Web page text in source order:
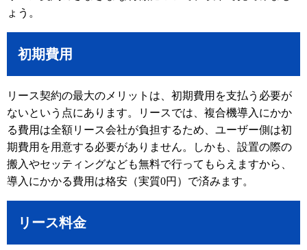
ょう。
初期費用
リース契約の最大のメリットは、初期費用を支払う必要が
ないという点にあります。リースでは、複合機導入にかか
る費用は全額リース会社が負担するため、ユーザー側は初
期費用を用意する必要がありません。しかも、設置の際の
搬入やセッティングなども無料で行ってもらえますから、
導入にかかる費用は格安（実質0円）で済みます。
リース料金